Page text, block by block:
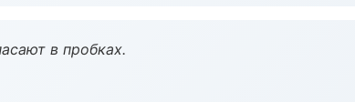
в пробках.